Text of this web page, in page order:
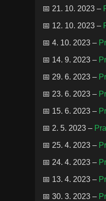
📅 21. 10. 2023 –
📅 12. 10. 2023 –
📅 4. 10. 2023 –
📅 14. 9. 2023 –
📅 29. 6. 2023 –
📅 23. 6. 2023 –
📅 15. 6. 2023 –
📅 2. 5. 2023 –
📅 25. 4. 2023 –
📅 24. 4. 2023 –
📅 13. 4. 2023 –
📅 30. 3. 2023 –